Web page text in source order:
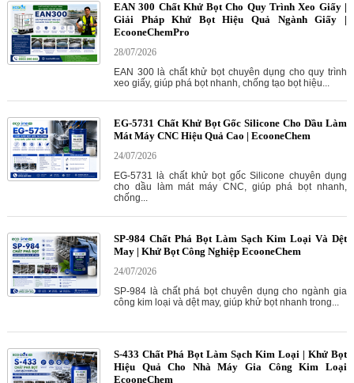
EAN 300 Chất Khử Bọt Cho Quy Trình Xeo Giấy |
Giải Pháp Khử Bọt Hiệu Quả Ngành Giấy |
EcooneChemPro
28/07/2026
EAN 300 là chất khử bọt chuyên dụng cho quy trình
xeo giấy, giúp phá bọt nhanh, chống tạo bọt hiệu...
EG-5731 Chất Khử Bọt Gốc Silicone Cho Dầu Làm
Mát Máy CNC Hiệu Quả Cao | EcooneChem
24/07/2026
EG-5731 là chất khử bọt gốc Silicone chuyên dụng
cho dầu làm mát máy CNC, giúp phá bọt nhanh,
chống...
SP-984 Chất Phá Bọt Làm Sạch Kim Loại Và Dệt
May | Khử Bọt Công Nghiệp EcooneChem
24/07/2026
SP-984 là chất phá bọt chuyên dụng cho ngành gia
công kim loại và dệt may, giúp khử bọt nhanh trong...
S-433 Chất Phá Bọt Làm Sạch Kim Loại | Khử Bọt
Hiệu Quả Cho Nhà Máy Gia Công Kim Loại
EcooneChem